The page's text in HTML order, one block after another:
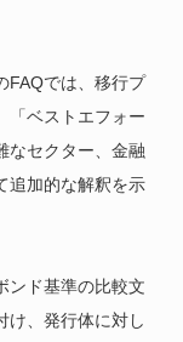
FAQでは、移行プ
「ベストエフォー
なセクター、金融
追加的な解釈を示
ンド基準の比較文
け、発行体に対し